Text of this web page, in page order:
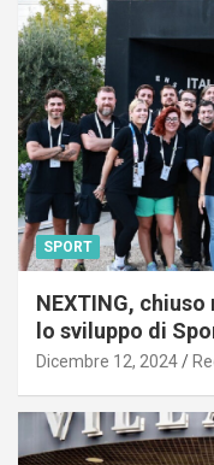
SPORT
NEXTING,
lo sviluppo di
Dicembre 12, 2024